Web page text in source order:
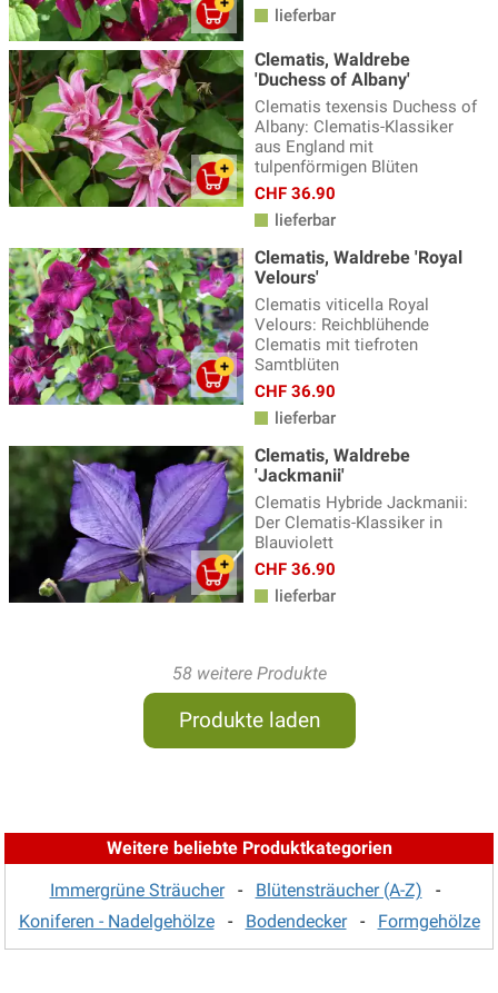
lieferbar
Clematis, Waldrebe
'Duchess of Albany'
Clematis texensis Duchess of
Albany: Clematis-Klassiker
aus England mit
tulpenförmigen Blüten
CHF 36.90
lieferbar
Clematis, Waldrebe 'Royal
Velours'
Clematis viticella Royal
Velours: Reichblühende
Clematis mit tiefroten
Samtblüten
CHF 36.90
lieferbar
Clematis, Waldrebe
'Jackmanii'
Clematis Hybride Jackmanii:
Der Clematis-Klassiker in
Blauviolett
CHF 36.90
lieferbar
58 weitere Produkte
Produkte laden
Weitere beliebte Produktkategorien
Immergrüne Sträucher- Blütensträucher (A-Z) -
Koniferen - Nadelgehölze- Bodendecker- Formgehölze